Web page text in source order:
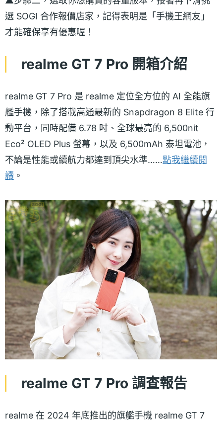
選 SOGI 合作報價店家，記得表明是「手機王網友」
才能確保享有優惠喔！
realme GT 7 Pro 開箱介紹
realme GT 7 Pro 是 realme 定位全方位的 AI 全能旗
艦手機，除了搭載高通最新的 Snapdragon 8 Elite 行
動平台，同時配備 6.78 吋、全球最亮的 6,500nit
Eco² OLED Plus 螢幕，以及 6,500mAh 泰坦電池，
不論是性能或續航力都達到頂尖水準……點我繼續閱
讀 。
realme GT 7 Pro 調查報告
realme 在 2024 年底推出的旗艦手機 realme GT 7